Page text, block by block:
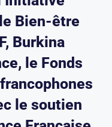
Bien-être
Burkina
le Fonds
le soutien